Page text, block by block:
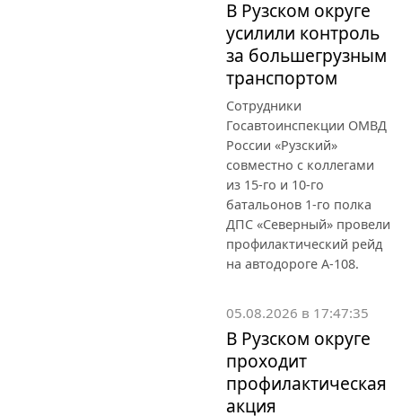
В Рузском округе
усилили контроль
за большегрузным
транспортом
Сотрудники
Госавтоинспекции ОМВД
России «Рузский»
совместно с коллегами
из 15-го и 10-го
батальонов 1-го полка
ДПС «Северный» провели
профилактический рейд
на автодороге А-108.
05.08.2026 в 17:47:35
В Рузском округе
проходит
профилактическая
акция